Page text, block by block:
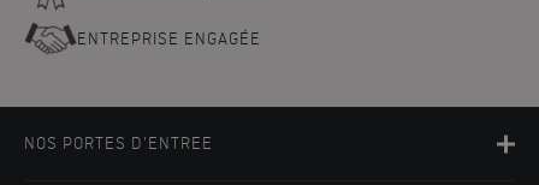
ENTREPRISE ENGAGÉE
NOS PORTES D'ENTREE